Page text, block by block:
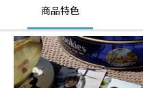
商品特色